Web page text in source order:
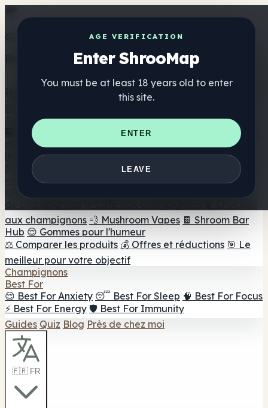
AGE VERIFICATION
Enter ShrooMap
You must be at least 18 years old to enter
this site.
ENTER
LEAVE
Get the ShrooMap app
Better than mobile web — one tap away
Annuaire
🏢 Répertoire des marques 📍 Recherche d'un magasin
de tête 🔮 Smartshop Finder
🛒 Magasins de tête en
Suppléments
🍬 Gommes aux champignons 💊 Capsules de
champignons
🫙 Poudres
aux champignons 💨 Mushroom Vapes 🍫 Shroom Bar
Hub 😌 Gommes pour l'humeur
⚖️ Comparer les produits 💰 Offres et réductions 🎯 Le
meilleur pour votre objectif
Champignons
Best For
😌 Best For Anxiety 😴 Best For Sleep 🧠 Best For Focus
⚡ Best For Energy 🛡️ Best For Immunity
Guides Quiz Blog Près de chez moi
🇫🇷 FR